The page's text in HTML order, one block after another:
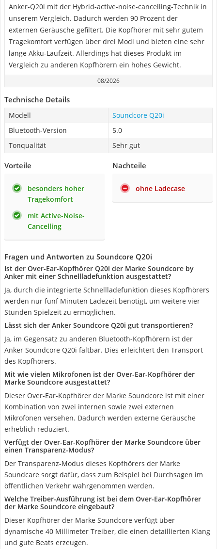
Anker-Q20i mit der Hybrid-active-noise-cancelling-Technik in
unserem Vergleich. Dadurch werden 90 Prozent der
externen Geräusche gefiltert. Die Kopfhörer mit sehr gutem
Tragekomfort verfügen über drei Modi und bieten eine sehr
lange Akku-Laufzeit. Allerdings hat dieses Produkt im
Vergleich zu anderen Kopfhörern ein hohes Gewicht.
08/2026
Technische Details
Modell
Soundcore Q20i
Bluetooth-Version
5.0
Tonqualität
Sehr gut
Vorteile
besonders hoher
Tragekomfort
mit Active-Noise-
Cancelling
Nachteile
ohne Ladecase
Fragen und Antworten zu Soundcore Q20i
Ist der Over-Ear-Kopfhörer Q20i der Marke Soundcore by
Anker mit einer Schnellladefunktion ausgestattet?
Ja, durch die integrierte Schnellladefunktion dieses Kopfhörers
werden nur fünf Minuten Ladezeit benötigt, um weitere vier
Stunden Spielzeit zu ermöglichen.
Lässt sich der Anker Soundcore Q20i gut transportieren?
Ja, im Gegensatz zu anderen Bluetooth-Kopfhörern ist der
Anker Soundcore Q20i faltbar. Dies erleichtert den Transport
des Kopfhörers.
Mit wie vielen Mikrofonen ist der Over-Ear-Kopfhörer der
Marke Soundcore ausgestattet?
Dieser Over-Ear-Kopfhörer der Marke Soundcore ist mit einer
Kombination von zwei internen sowie zwei externen
Mikrofonen versehen. Dadurch werden externe Geräusche
erheblich reduziert.
Verfügt der Over-Ear-Kopfhörer der Marke Soundcore über
einen Transparenz-Modus?
Der Transparenz-Modus dieses Kopfhörers der Marke
Soundcare sorgt dafür, dass zum Beispiel bei Durchsagen im
öffentlichen Verkehr wahrgenommen werden.
Welche Treiber-Ausführung ist bei dem Over-Ear-Kopfhörer
der Marke Soundcore eingebaut?
Dieser Kopfhörer der Marke Soundcore verfügt über
dynamische 40 Millimeter Treiber, die einen detaillierten Klang
und gute Beats erzeugen.